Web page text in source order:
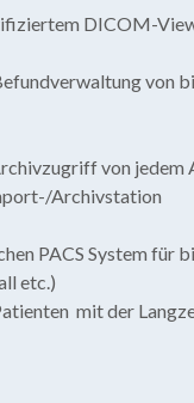
DICOM-
von
von jedem
Archivstation
PACS System für
etc.)
mit der